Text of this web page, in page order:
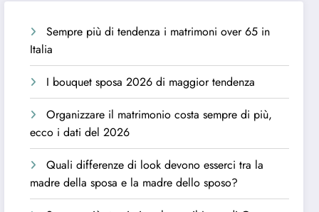
Sempre più di tendenza i matrimoni over 65 in
Italia
I bouquet sposa 2026 di maggior tendenza
Organizzare il matrimonio costa sempre di più,
ecco i dati del 2026
Quali differenze di look devono esserci tra la
madre della sposa e la madre dello sposo?